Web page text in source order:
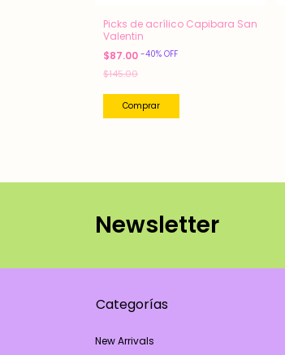
Picks de acrílico Capibara San
Valentin
$87.00 -40% OFF
$145.00
Newsletter
Categorías
New Arrivals